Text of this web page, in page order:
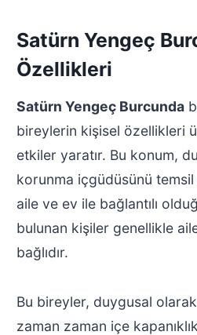
Satürn Yengeç
Özellikleri
Satürn Yengeç Burcunda
bireylerin kişisel özellikleri
etkiler yaratır. Bu konum,
korunma içgüdüsünü
aile ve ev ile bağlantılı
bulunan kişiler genellikle
bağlıdır.
Bu bireyler, duygusal
zaman zaman içe